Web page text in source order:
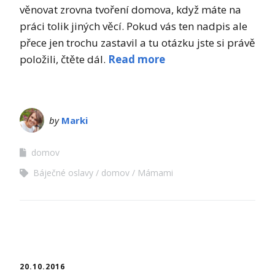
věnovat zrovna tvoření domova, když máte na
práci tolik jiných věcí. Pokud vás ten nadpis ale
přece jen trochu zastavil a tu otázku jste si právě
položili, čtěte dál. Read more
by Marki
domov
Báječné oslavy
domov Mámami
20.10.2016